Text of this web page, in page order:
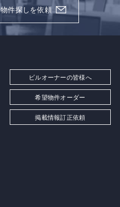
物件探しを依頼
ビルオーナーの皆様へ
希望物件オーダー
掲載情報訂正依頼